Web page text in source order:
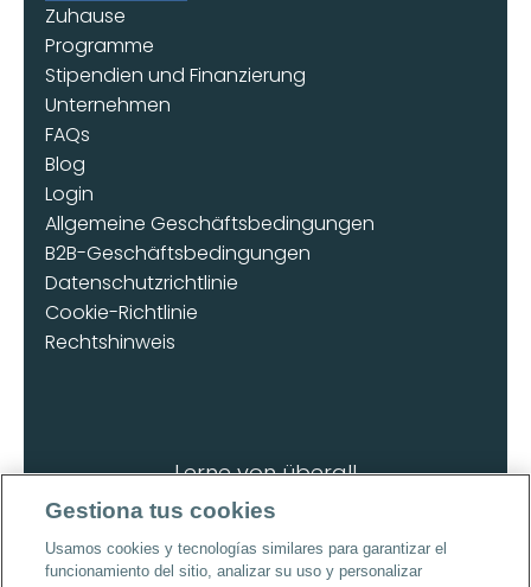
Zuhause
Programme
Stipendien und Finanzierung
Unternehmen
FAQs
Blog
Login
Allgemeine Geschäftsbedingungen
B2B-Geschäftsbedingungen
Datenschutzrichtlinie
Cookie-Richtlinie
Rechtshinweis
Lerne von überall
Lade die App herunter
Gestiona tus cookies
Usamos cookies y tecnologías similares para garantizar el
funcionamiento del sitio, analizar su uso y personalizar